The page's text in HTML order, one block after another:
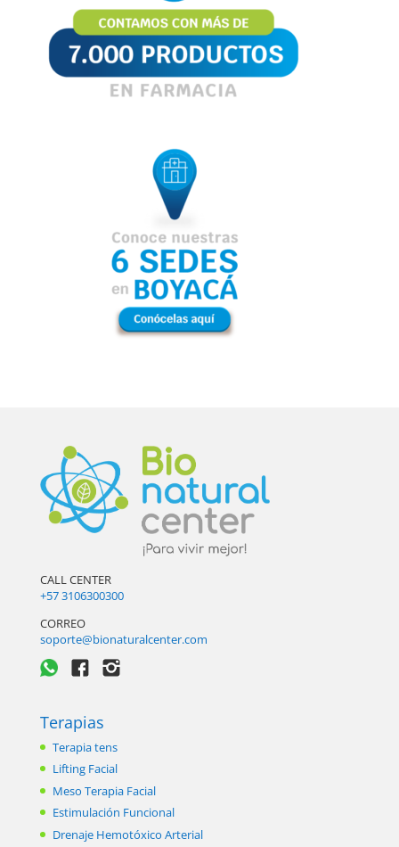
CALL CENTER
+57 3106300300
CORREO
soporte@bionaturalcenter.com
Terapias
Terapia tens
Lifting Facial
Meso Terapia Facial
Estimulación Funcional
Drenaje Hemotóxico Arterial